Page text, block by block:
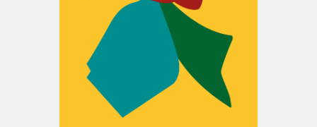
Espace enseignant·e·s